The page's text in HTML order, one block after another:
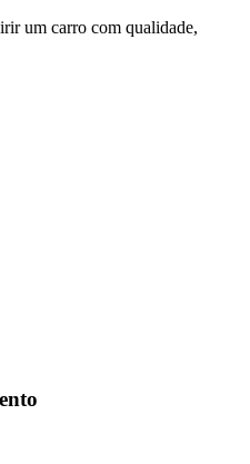
um carro com qualidade,